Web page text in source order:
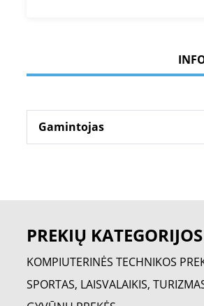
Gamintojas
PREKIŲ KATEGORIJOS
KOMPIUTERINĖS TECHNIKOS
SPORTAS, LAISVALAIKIS,